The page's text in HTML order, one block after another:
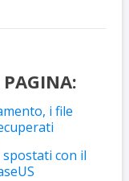
i file
spostati con il